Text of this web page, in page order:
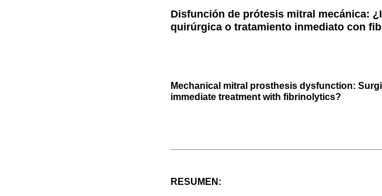
Disfunción de prótesis mitral mecánica:
quirúrgica o tratamiento inmediato con
Mechanical mitral prosthesis dysfunction:
immediate treatment with fibrinolytics?
RESUMEN: